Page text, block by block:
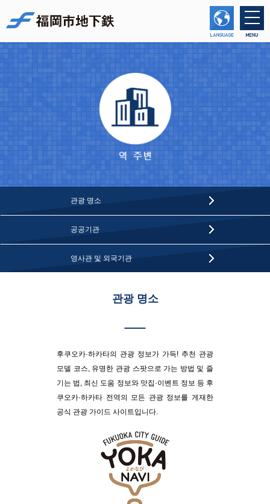
관광 명소
공공기관
영사관 및 외국기관
관광 명소
후쿠오카·하카타의 관광 정보가 가득! 추천 관광
모델 코스, 유명한 관광 스팟으로 가는 방법 및 즐
기는 법, 최신 도움 정보와 맛집·이벤트 정보 등 후
쿠오카·하카타 전역의 모든 관광 정보를 게재한
공식 관광 가이드 사이트입니다.